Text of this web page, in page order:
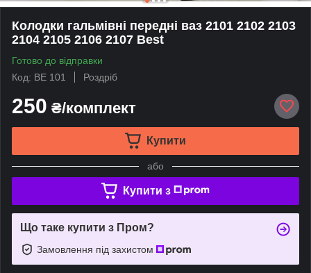
Колодки гальмівні передні ваз 2101 2102 2103
2104 2105 2106 2107 Best
Готово до відправки
Код: BE 101
Роздріб
250 ₴/комплект
Купити
або
Купити з
Що таке купити з Пром?
Замовлення під захистом